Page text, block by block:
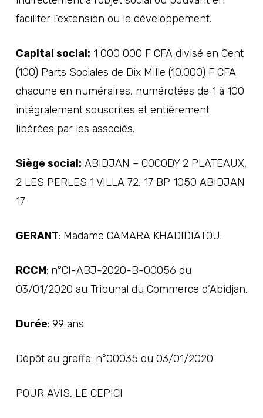
faciliter l’extension ou le développement.
Capital social: 1 000 000 F CFA divisé en Cent
(100) Parts Sociales de Dix Mille (10.000) F CFA
chacune en numéraires, numérotées de 1 à 100
intégralement souscrites et entièrement
libérées par les associés.
Siège social: ABIDJAN – COCODY 2 PLATEAUX,
2 LES PERLES 1 VILLA 72, 17 BP 1050 ABIDJAN
17
GERANT: Madame CAMARA KHADIDIATOU.
RCCM: n°CI-ABJ-2020-B-00056 du
03/01/2020 au Tribunal du Commerce d’Abidjan.
Durée: 99 ans
Dépôt au greffe: n°00035 du 03/01/2020
POUR AVIS, LE CEPICI